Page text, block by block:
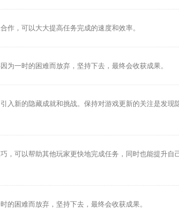
作，可以大大提高任务完成的速度和效率。
为一时的困难而放弃，坚持下去，最终会收获成果。
入新的隐藏成就和挑战。保持对游戏更新的关注是发现
，可以帮助其他玩家更快地完成任务，同时也能提升自
的困难而放弃，坚持下去，最终会收获成果。